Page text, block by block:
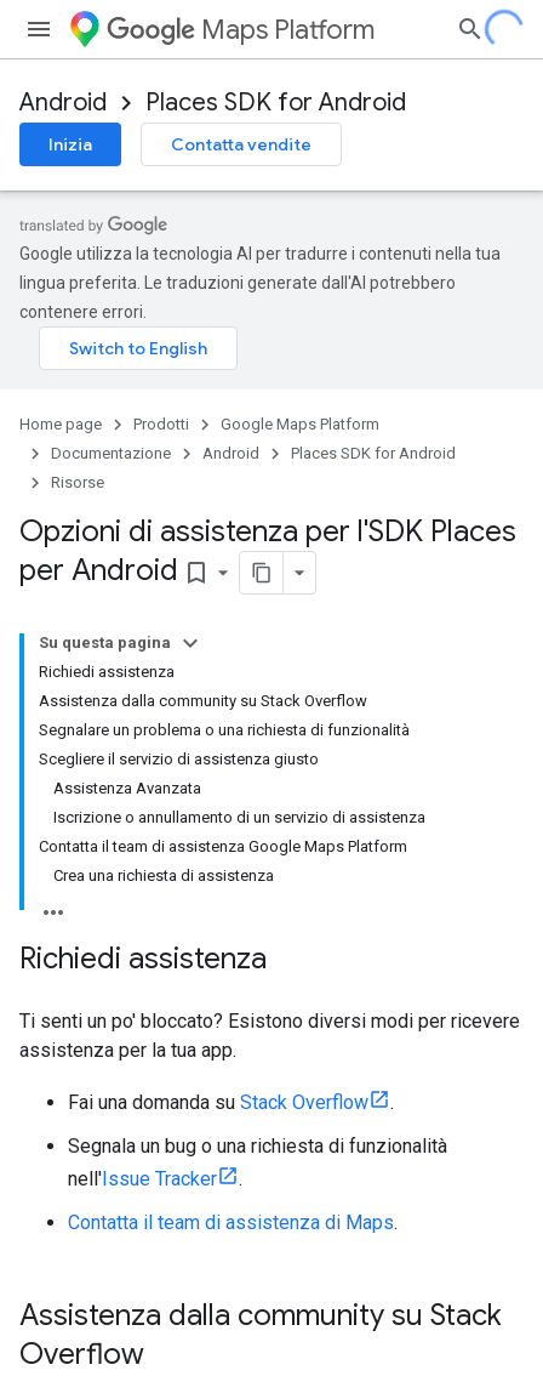
Maps Platform
Android Places SDK for Android
Inizia Contatta vendite
Google utilizza la tecnologia AI per tradurre i contenuti nella tua
lingua preferita. Le traduzioni generate dall'AI potrebbero
contenere errori.
Home page Prodotti
Google Maps Platform
Documentazione
Android
Places SDK for Android
Risorse
Opzioni di assistenza per l'SDK Places
per Android bookmark_border
Su questa pagina
Richiedi assistenza
Assistenza dalla community su Stack Overflow
Segnalare un problema o una richiesta di funzionalità
Scegliere il servizio di assistenza giusto
Assistenza Avanzata
Iscrizione o annullamento di un servizio di assistenza
Contatta il team di assistenza Google Maps Platform
Crea una richiesta di assistenza
Richiedi assistenza
Ti senti un po' bloccato? Esistono diversi modi per ricevere
assistenza per la tua app.
Fai una domanda su Stack Overflow
.
Segnala un bug o una richiesta di funzionalità
nell'Issue Tracker
.
Contatta il team di assistenza di Maps.
Assistenza dalla community su Stack
Overflow